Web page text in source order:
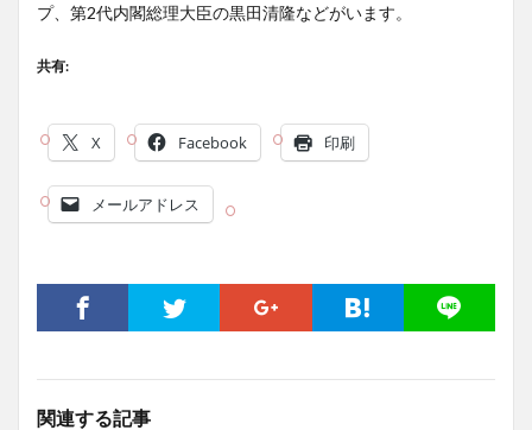
プ、第2代内閣総理大臣の黒田清隆などがいます。
共有:
X Facebook 印刷
メールアドレス
関連する記事